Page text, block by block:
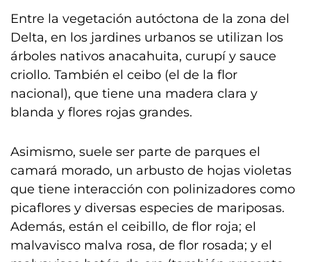
Entre la vegetación autóctona de la zona del
Delta, en los jardines urbanos se utilizan los
árboles nativos anacahuita, curupí y sauce
criollo. También el ceibo (el de la flor
nacional), que tiene una madera clara y
blanda y flores rojas grandes.
Asimismo, suele ser parte de parques el
camará morado, un arbusto de hojas violetas
que tiene interacción con polinizadores como
picaflores y diversas especies de mariposas.
Además, están el ceibillo, de flor roja; el
malvavisco malva rosa, de flor rosada; y el